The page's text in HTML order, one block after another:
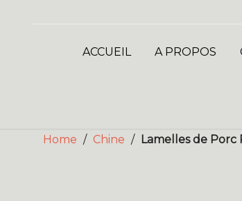
ACCUEIL A PROPOS
Home / Chine / Lamelles de Porc